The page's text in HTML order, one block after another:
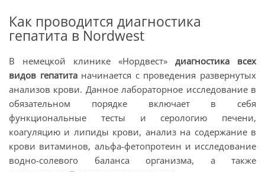
Как проводится диагностика
гепатита в Nordwest
В немецкой клинике «Нордвест» диагностика всех
видов гепатитаначинается с проведения развернутых
анализов крови. Данное лабораторное исследование в
обязательном порядке включает в себя
функциональные тесты и серологию печени,
коагуляцию и липиды крови, анализ на содержание в
крови витаминов, альфа-фетопротеин и исследование
водно-солевого баланса организма, а также